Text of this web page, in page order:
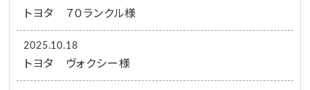
トヨタ ７０ランクル様
2025.10.18
トヨタ ヴォクシー様